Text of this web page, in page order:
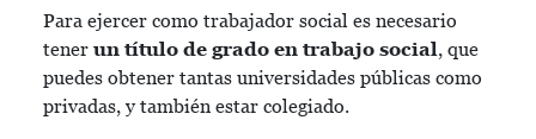
Para ejercer como trabajador social es necesario
tener un título de grado en trabajo social, que
puedes obtener tantas universidades públicas como
privadas, y también estar colegiado.